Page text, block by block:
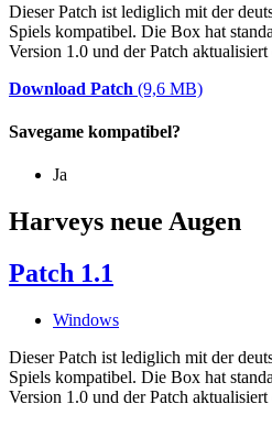
Dieser Patch ist lediglich mit der
Spiels kompatibel. Die Box hat
Version 1.0 und der Patch
Download Patch (9,6 MB)
Savegame kompatibel?
Ja
Harveys neue Augen
Patch 1.1
Windows
Dieser Patch ist lediglich mit der
Spiels kompatibel. Die Box hat
Version 1.0 und der Patch